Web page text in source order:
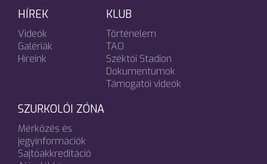
HÍREK
Videók
Galériák
Híreink
KLUB
Történelem
TAO
Széktói Stadion
Dokumentumok
Támogatói videók
SZURKOLÓI ZÓNA
Mérkőzés és
jegyinformációk
Sajtóakkreditáció